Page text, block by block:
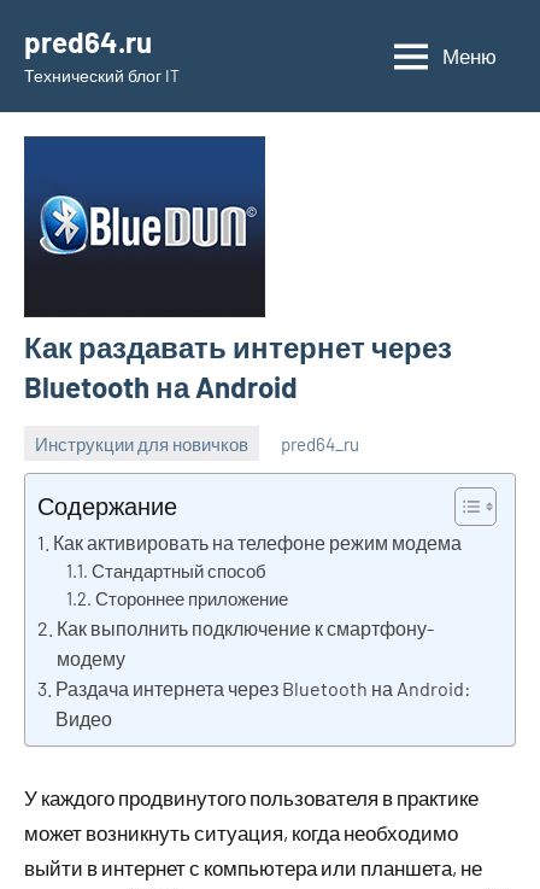
содержимому
pred64.ru
Технический блог IT
Меню
Как раздавать интернет через
Bluetooth на Android
Инструкции для новичков
2023
pred64_ru
Содержание
Как активировать на телефоне режим модема
Стандартный способ
Стороннее приложение
Как выполнить подключение к смартфону-
модему
Раздача интернета через Bluetooth на Android:
Видео
У каждого продвинутого пользователя в практике
может возникнуть ситуация, когда необходимо
выйти в интернет с компьютера или планшета, не